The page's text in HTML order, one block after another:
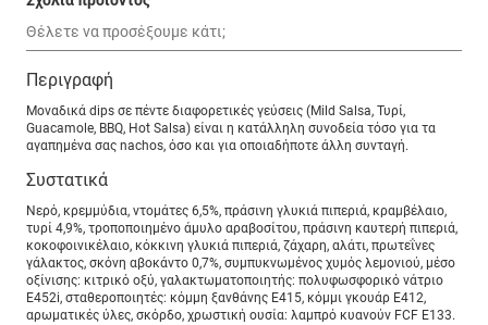
Περιγραφή
Μοναδικά dips σε πέντε διαφορετικές γεύσεις (Mild Salsa, Τυρί,
Guacamole, BBQ, Hot Salsa) είναι η κατάλληλη συνοδεία τόσο για τα
αγαπημένα σας nachos, όσο και για οποιαδήποτε άλλη συνταγή.
Συστατικά
Νερό, κρεμμύδια, ντομάτες 6,5%, πράσινη γλυκιά πιπεριά, κραμβέλαιο,
τυρί 4,9%, τροποποιημένο άμυλο αραβοσίτου, πράσινη καυτερή πιπεριά,
κοκοφοινικέλαιο, κόκκινη γλυκιά πιπεριά, ζάχαρη, αλάτι, πρωτεΐνες
γάλακτος, σκόνη αβοκάντο 0,7%, συμπυκνωμένος χυμός λεμονιού, μέσο
οξίνισης: κιτρικό οξύ, γαλακτωματοποιητής: πολυφωσφορικό νάτριο
Ε452i, σταθεροποιητές: κόμμη ξανθάνης Ε415, κόμμι γκουάρ Ε412,
αρωματικές ύλες, σκόρδο, χρωστική ουσία: λαμπρό κυανούν FCF E133.